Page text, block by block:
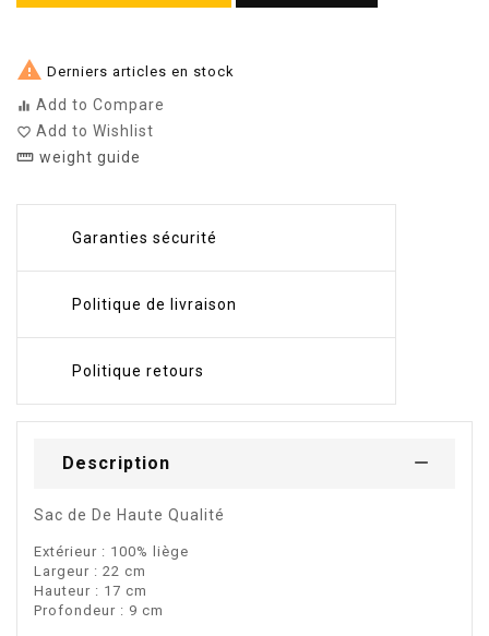
 Derniers articles en stock
equalizer Add to Compare
favorite_border Add to Wishlist
straighten weight guide
Garanties sécurité
Politique de livraison
Politique retours
Description
Sac de De Haute Qualité
Extérieur : 100% liège
Largeur : 22 cm
Hauteur : 17 cm
Profondeur : 9 cm